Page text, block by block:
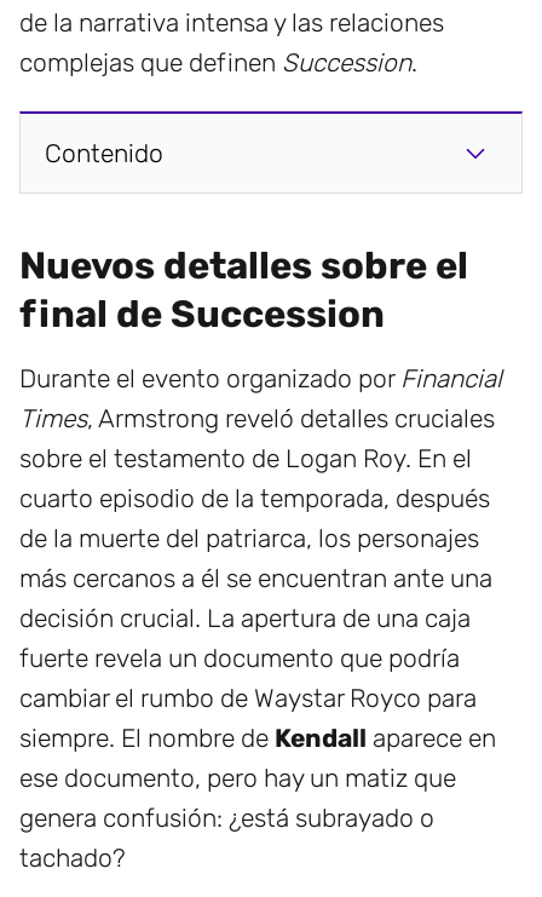
de la narrativa intensa y las relaciones
complejas que definen Succession.
Contenido
Nuevos detalles sobre el
final de Succession
Durante el evento organizado por Financial
Times, Armstrong reveló detalles cruciales
sobre el testamento de Logan Roy. En el
cuarto episodio de la temporada, después
de la muerte del patriarca, los personajes
más cercanos a él se encuentran ante una
decisión crucial. La apertura de una caja
fuerte revela un documento que podría
cambiar el rumbo de Waystar Royco para
siempre. El nombre de Kendall aparece en
ese documento, pero hay un matiz que
genera confusión: ¿está subrayado o
tachado?